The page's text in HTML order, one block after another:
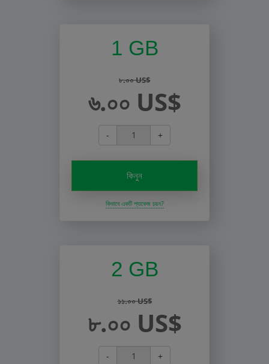
1 GB
৮.০০ US$
৬.০০ US$
- +
কিনুন
কিভাবে একটি প্যাকেজ চয়ন?
2 GB
১১.০০ US$
৮.০০ US$
- +